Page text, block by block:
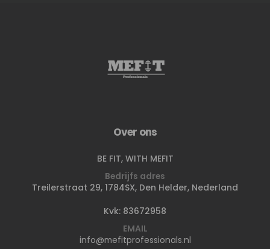
Over ons
BE FIT, WITH MEFIT
Bedrijfs adres
Treilerstraat 29, 1784SX, Den Helder, Nederland
Kvk: 83672958
EMAIL
info@mefitprofessionals.nl